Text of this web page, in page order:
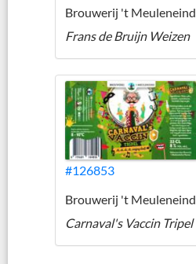
Brouwerij 't Meuleneind
Frans de Bruijn Weizen
#126853
Brouwerij 't Meuleneind
Carnaval's Vaccin Tripel